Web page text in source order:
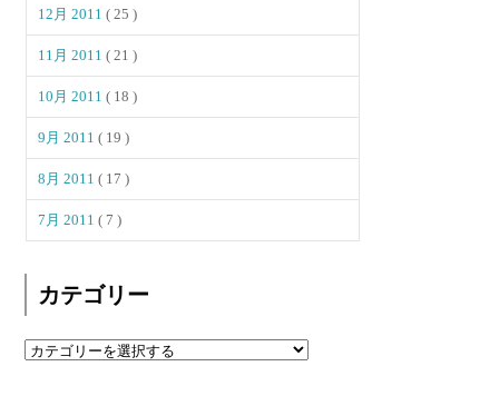
12月 2011( 25 )
11月 2011( 21 )
10月 2011( 18 )
9月 2011( 19 )
8月 2011( 17 )
7月 2011( 7 )
カテゴリー